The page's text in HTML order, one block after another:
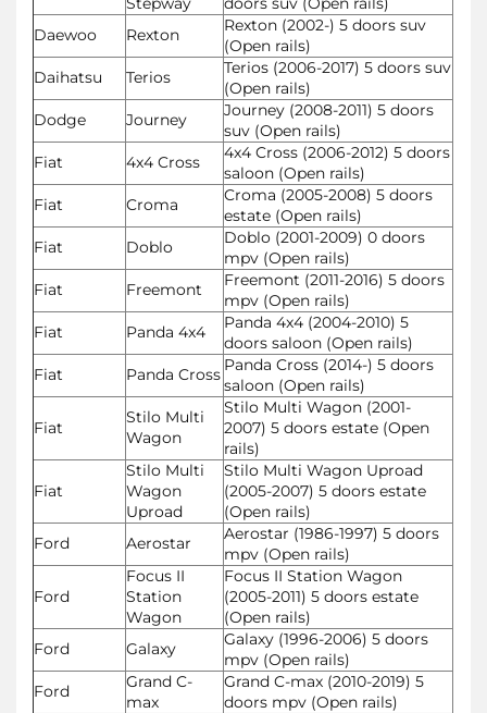
Daewoo
Rexton
Rexton (2002-) 5 doors suv
(Open rails)
Daihatsu
Terios
Terios (2006-2017) 5 doors suv
(Open rails)
Dodge
Journey
Journey (2008-2011) 5 doors
suv (Open rails)
Fiat
4x4 Cross
4x4 Cross (2006-2012) 5 doors
saloon (Open rails)
Fiat
Croma
Croma (2005-2008) 5 doors
estate (Open rails)
Fiat
Doblo
Doblo (2001-2009) 0 doors
mpv (Open rails)
Fiat
Freemont
Freemont (2011-2016) 5 doors
mpv (Open rails)
Fiat
Panda 4x4
Panda 4x4 (2004-2010) 5
doors saloon (Open rails)
Fiat
Panda Cross Panda Cross (2014-) 5 doors
saloon (Open rails)
Fiat
Stilo Multi
Wagon
Stilo Multi Wagon (2001-
2007) 5 doors estate (Open
rails)
Fiat
Stilo Multi
Wagon
Uproad
Stilo Multi Wagon Uproad
(2005-2007) 5 doors estate
(Open rails)
Ford
Aerostar
Aerostar (1986-1997) 5 doors
mpv (Open rails)
Ford
Focus II
Station
Wagon
Focus II Station Wagon
(2005-2011) 5 doors estate
(Open rails)
Ford
Galaxy
Galaxy (1996-2006) 5 doors
mpv (Open rails)
Ford
Grand C-
max
Grand C-max (2010-2019) 5
doors mpv (Open rails)